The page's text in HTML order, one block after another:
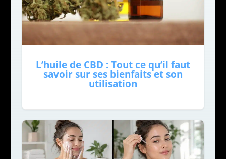
L’huile de CBD : Tout ce qu’il faut
savoir sur ses bienfaits et son
utilisation